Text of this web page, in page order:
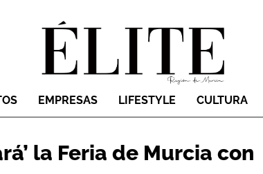
EMPRESAS LIFESTYLE CULTURA
la Feria de Murcia con